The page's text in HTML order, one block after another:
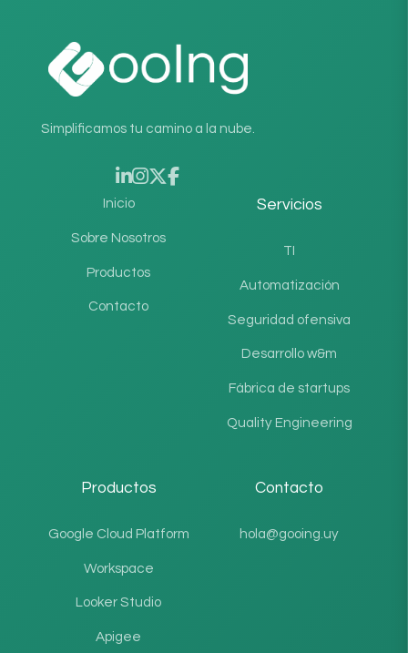
Simplificamos tu camino a la nube.
Inicio
Sobre Nosotros
Productos
Contacto
Servicios
TI
Automatización
Seguridad ofensiva
Desarrollo w&m
Fábrica de startups
Quality Engineering
Productos
Google Cloud Platform
Workspace
Looker Studio
Apigee
Contacto
hola@gooing.uy